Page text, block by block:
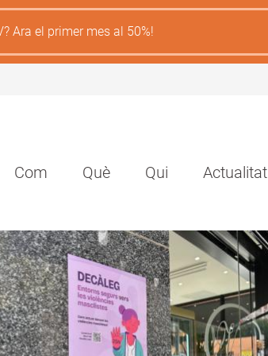
Ara el primer mes al 50%!
Navegación
principal
Com Què Qui Actualitat